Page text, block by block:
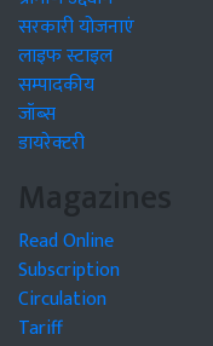
सरकारी योजनाएं
लाइफ स्टाइल
सम्पादकीय
जॉब्स
डायरेक्टरी
Magazines
Read Online
Subscription
Circulation
Tariff